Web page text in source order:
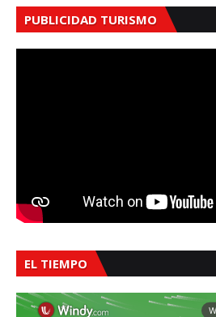
PUBLICIDAD TURISMO
EL TIEMPO